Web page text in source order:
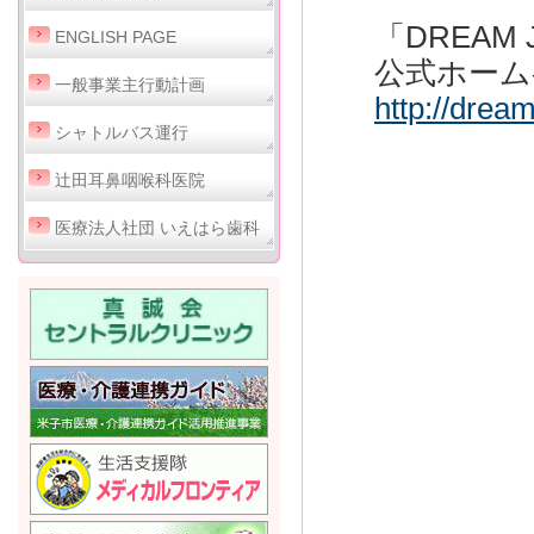
ENGLISH PAGE
一般事業主行動計画
シャトルバス運行
辻田耳鼻咽喉科医院
医療法人社団 いえはら歯科
「
公式ホー
http://